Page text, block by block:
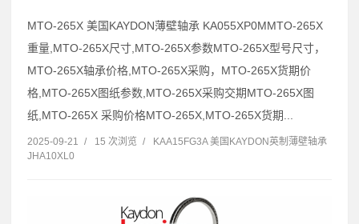
MTO-265X 美国KAYDON薄壁轴承 KA055XP0MMTO-265X
重量,MTO-265X尺寸,MTO-265X参数MTO-265X型号尺寸，
MTO-265X轴承价格,MTO-265X采购，MTO-265X货期价
格,MTO-265X图纸参数,MTO-265X采购交期MTO-265X图
纸,MTO-265X 采购价格MTO-265X,MTO-265X货期...
2025-09-21 / 15 次浏览 /
KAA15FG3A 美国KAYDON英制薄壁轴承
JHA10XL0